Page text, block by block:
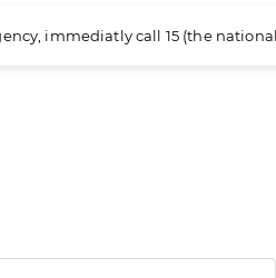
immediatly call 15 (the